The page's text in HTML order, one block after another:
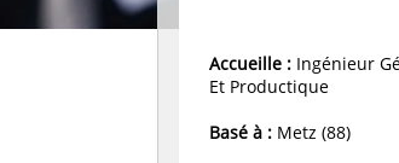
Accueille : Ingénieur
Et Productique
Basé à : Metz (88)